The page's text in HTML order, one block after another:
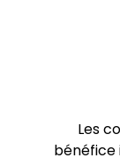
Les
bénéfice